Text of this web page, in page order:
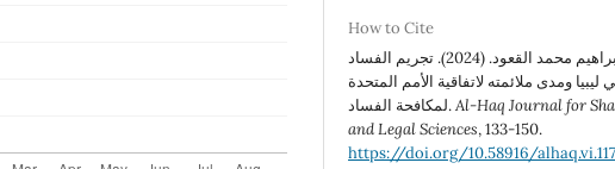
How to Cite
د. إبراهيم محمد القعود. (2024). تجريم الفساد
ليبيا ومدى ملائمته لاتفاقية الأمم المتحدة
لمكافحة الفساد.Al-Haq Journal for
and Legal Sciences, 133-150.
https://doi.org/10.58916/alhaq.vi.117